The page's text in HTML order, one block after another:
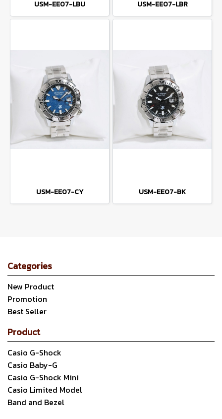
USM-EE07-LBU USM-EE07-LBR
USM-EE07-CY USM-EE07-BK
Categories
New Product
Promotion
Best Seller
Product
Casio G-Shock
Casio Baby-G
Casio G-Shock Mini
Casio Limited Model
Band and Bezel